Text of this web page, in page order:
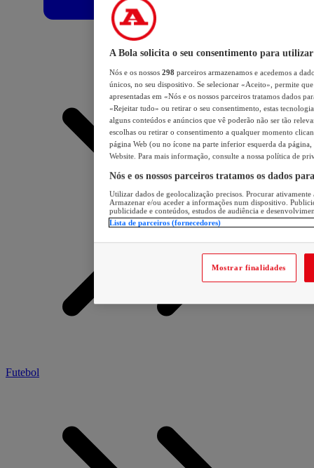
Futebol
A Bola solicita o seu consentimento para utilizar
Nós e os nossos 298 parceiros armazenamos e acedemos a
únicos, no seu dispositivo. Se selecionar «Aceito», permite
apresentadas em «Nós e os nossos parceiros tratamos dados
«Rejeitar tudo» ou retirar o seu consentimento, estas
alguns conteúdos e anúncios que vê poderão não ser tão
escolhas ou retirar o consentimento a qualquer momento
página Web (ou no ícone na parte inferior esquerda da página,
Website. Para mais informação, consulte a nossa política de
Nós e os nossos parceiros tratamos os dados
Utilizar dados de geolocalização precisos. Procurar
Armazenar e/ou aceder a informações num dispositivo.
publicidade e conteúdos, estudos de audiência e
Lista de parceiros (fornecedores)
Mostrar finalidades